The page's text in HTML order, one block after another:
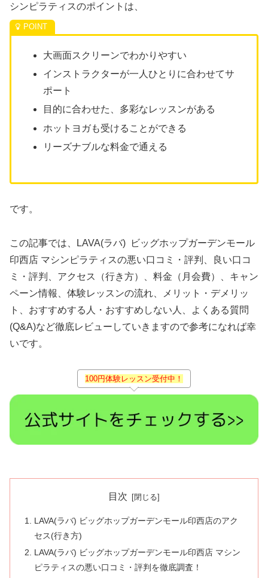
シンピラティスのポイントは、
大画面スクリーンでわかりやすい
インストラクターが一人ひとりに合わせてサ
ポート
目的に合わせた、多彩なレッスンがある
ホットヨガも受けることができる
リーズナブルな料金で通える
です。
この記事では、LAVA(ラバ) ビッグホップガーデンモール
印西店 マシンピラティスの悪い口コミ・評判、良い口コ
ミ・評判、アクセス（行き方）、料金（月会費）、キャン
ペーン情報、体験レッスンの流れ、メリット・デメリッ
ト、おすすめする人・おすすめしない人、よくある質問
(Q&A)など徹底レビューしていきますので参考になれば幸
いです。
100円体験レッスン受付中！
目次
LAVA(ラバ) ビッグホップガーデンモール印西店のアク
セス(行き方)
LAVA(ラバ) ビッグホップガーデンモール印西店 マシン
ピラティスの悪い口コミ・評判を徹底調査！